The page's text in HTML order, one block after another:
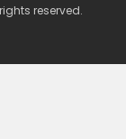
reserved.